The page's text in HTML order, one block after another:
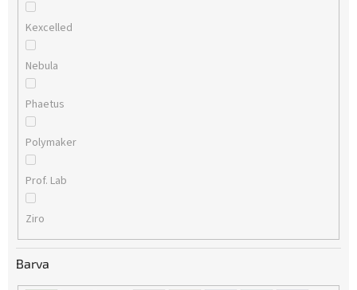
Kexcelled
Nebula
Phaetus
Polymaker
Prof. Lab
Ziro
Barva